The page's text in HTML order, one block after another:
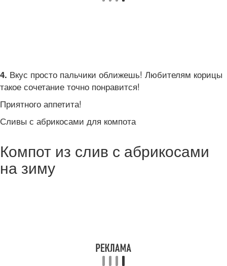
4. Вкус просто пальчики оближешь! Любителям корицы
такое сочетание точно понравится!
Приятного аппетита!
Сливы с абрикосами для компота
Компот из слив с абрикосами
на зиму